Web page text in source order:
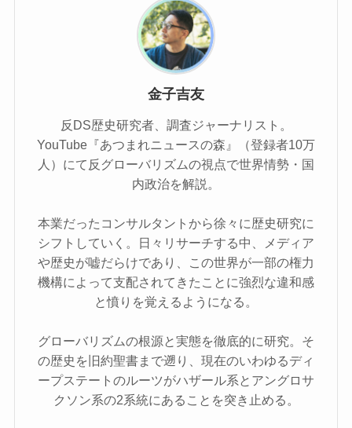
金子吉友
反DS歴史研究者、調査ジャーナリスト。
YouTube『あつまれニュースの森』（登録者10万
人）にて反グローバリズムの視点で世界情勢・国
内政治を解説。
本業だったコンサルタントから徐々に歴史研究に
シフトしていく。日々リサーチする中、メディア
や歴史が嘘だらけであり、この世界が一部の権力
機構によって支配されてきたことに強烈な違和感
と憤りを覚えるようになる。
グローバリズムの根源と実態を徹底的に研究。そ
の歴史を旧約聖書まで遡り、現在のいわゆるディ
ープステートのルーツがハザール系とアングロサ
クソン系の2系統にあることを突き止める。